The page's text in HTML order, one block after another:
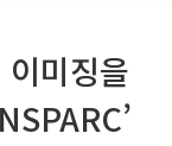
미징을